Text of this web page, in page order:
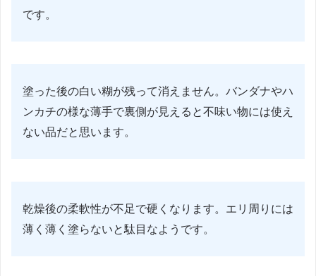
です。
塗った後の白い糊が残って消えません。バンダナやハ
ンカチの様な薄手で裏側が見えると不味い物には使え
ない品だと思います。
乾燥後の柔軟性が不足で硬くなります。エリ周りには
薄く薄く塗らないと駄目なようです。